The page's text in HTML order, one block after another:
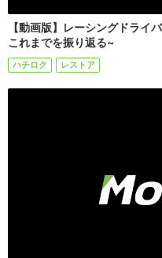
【動画版】レーシングドライ
これまでを振り返る~
ハチロク レストア